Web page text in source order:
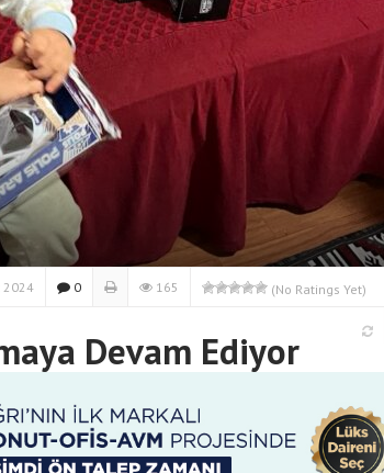
2024 0 165 (No Ratings Yet)
Devam Ediyor